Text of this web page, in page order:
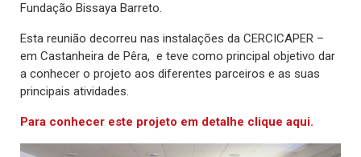
Fundação Bissaya Barreto.
Esta reunião decorreu nas instalações da CERCICAPER –
em Castanheira de Pêra, e teve como principal objetivo dar
a conhecer o projeto aos diferentes parceiros e as suas
principais atividades.
Para conhecer este projeto em detalhe clique aqui.